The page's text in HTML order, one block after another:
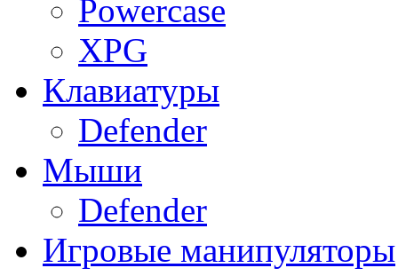
Powercase
XPG
Клавиатуры
Defender
Мыши
Defender
Игровые манипуляторы